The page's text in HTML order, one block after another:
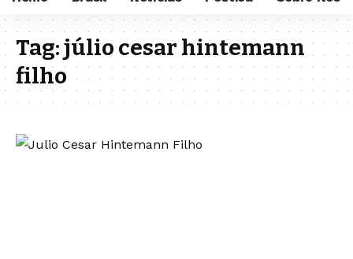
Tag:júlio cesar hintemann
filho